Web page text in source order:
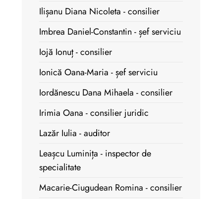
Ilișanu Diana Nicoleta - consilier
Imbrea Daniel-Constantin - șef serviciu
Iojă Ionuț - consilier
Ionică Oana-Maria - șef serviciu
Iordănescu Dana Mihaela - consilier
Irimia Oana - consilier juridic
Lazăr Iulia - auditor
Leașcu Luminița - inspector de
specialitate
Macarie-Ciugudean Romina - consilier